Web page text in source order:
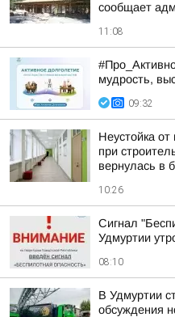
сообщает
11:08
мудрость,
09:32
Неустойка от
при
вернулась в
10:26
Сигнал
Удмуртии
08:10
В Удмуртии
обсуждения